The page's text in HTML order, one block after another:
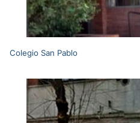
Colegio San Pablo